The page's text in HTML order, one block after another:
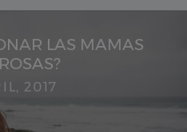
LAS MAMAS
2017